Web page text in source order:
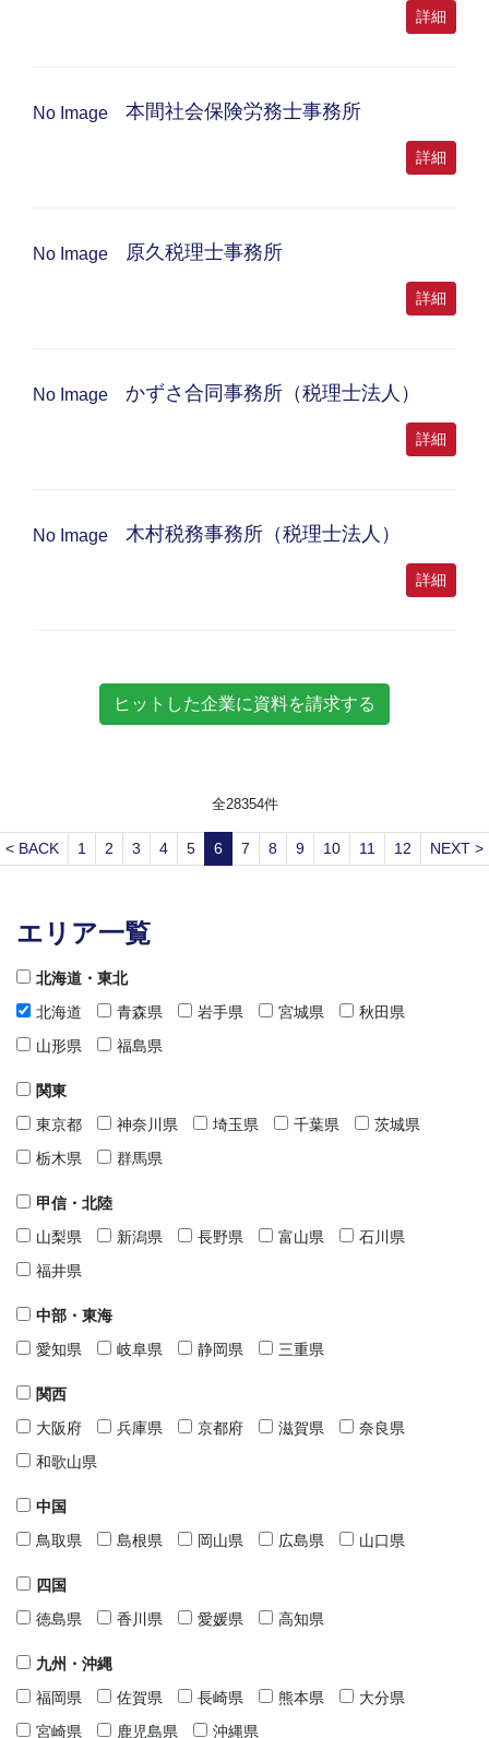
詳細
No Image 本間社会保険労務士事務所
詳細
No Image 原久税理士事務所
詳細
No Image かずさ合同事務所（税理士法人）
詳細
No Image 木村税務事務所（税理士法人）
詳細
全28354件
< BACK 1 2 3 4 5 6 7 8 9 10 11 12 NEXT >
エリア一覧
北海道・東北
北海道
青森県 岩手県 宮城県
秋田県
山形県
福島県
関東
東京都
神奈川県 埼玉県 千葉県
茨城県
栃木県
群馬県
甲信・北陸
山梨県
新潟県 長野県 富山県
石川県
福井県
中部・東海
愛知県
岐阜県 静岡県 三重県
関西
大阪府
兵庫県 京都府 滋賀県
奈良県
和歌山県
中国
鳥取県
島根県 岡山県 広島県 山口県
四国
徳島県
香川県 愛媛県 高知県
九州・沖縄
福岡県
佐賀県 長崎県 熊本県
大分県
宮崎県
鹿児島県 沖縄県